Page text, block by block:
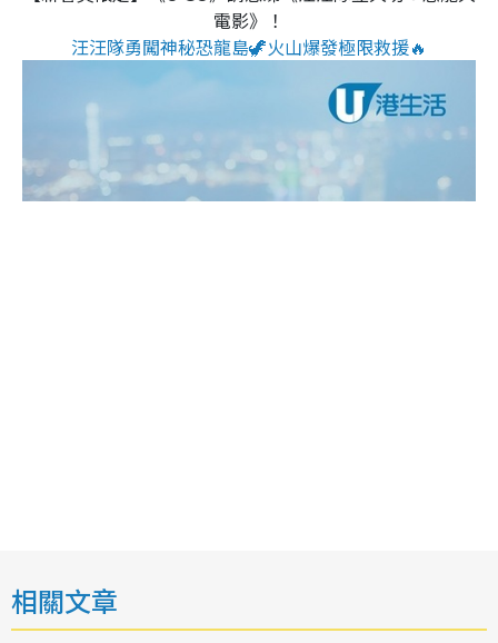
電影》！
汪汪隊勇闖神秘恐龍島🦖火山爆發極限救援🔥
相關文章